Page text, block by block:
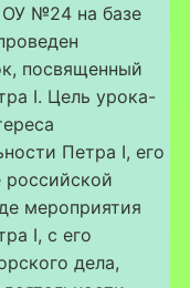
ОУ №24 на базе
посвященный
I. Цель урока-
Петра I, его
российской
мероприятия
I, с его
дела,